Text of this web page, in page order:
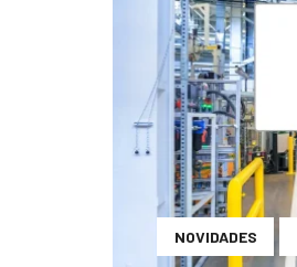
NOVIDADES